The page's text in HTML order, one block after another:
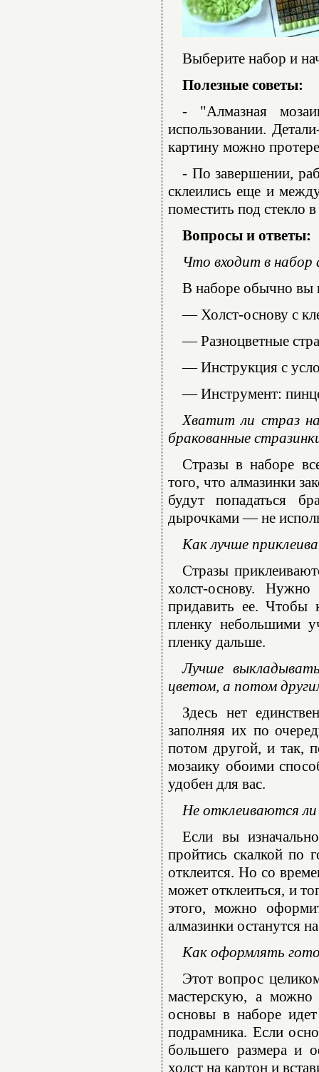
Выберите набор и
Полезные советы:
- "Алмазная
использовании.
картину можно
- По завершении,
склеились еще и
поместить под стекло
Вопросы и ответы:
Что входит в набор
В наборе обычно вы
— Холст-основу с
— Разноцветные
— Инструкция с
— Инструмент:
Хватит ли страз
бракованные
Стразы в наборе
того, что алмазинки
будут попадаться
дырочками — не
Как лучше
Стразы
холст-основу.
придавить ее. Чтобы
пленку небольшими
пленку дальше.
Лучше
цветом, а потом
Здесь нет
заполняя их по
потом другой, и так,
мозаику обоими
удобен для вас.
Не отклеиваются ли
Если вы
пройтись скалкой по
отклеится. Но со
может отклеиться, и
этого, можно
алмазинки останутся
Как оформлять
Этот вопрос
мастерскую, а можно
основы в наборе
подрамника. Если
большего размера и
холст на картон и